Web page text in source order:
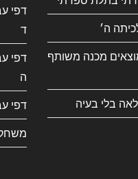
ה׳
מכנה משותף
בלי בעיה
דפי
ד
דפי
ה
דפי